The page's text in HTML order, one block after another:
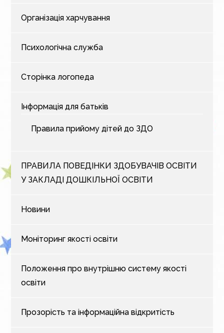
Організація харчування
Психологічна служба
Сторінка логопеда
Інформація для батьків
Правила прийому дітей до ЗДО
ПРАВИЛА ПОВЕДІНКИ ЗДОБУВАЧІВ ОСВІТИ
У ЗАКЛАДІ ДОШКІЛЬНОЇ ОСВІТИ
Новини
Моніторинг якості освіти
Положення про внутрішню систему якості
освіти
Прозорість та інформаційна відкритість